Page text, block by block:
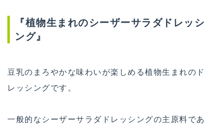
『植物生まれのシーザーサラダドレッシ
ング』
豆乳のまろやかな味わいが楽しめる植物生まれのド
レッシングです。
一般的なシーザーサラダドレッシングの主原料であ